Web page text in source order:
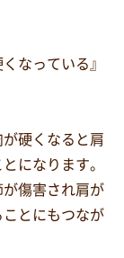
なっている』
硬くなると肩
になります。
傷害され肩が
とにもつなが